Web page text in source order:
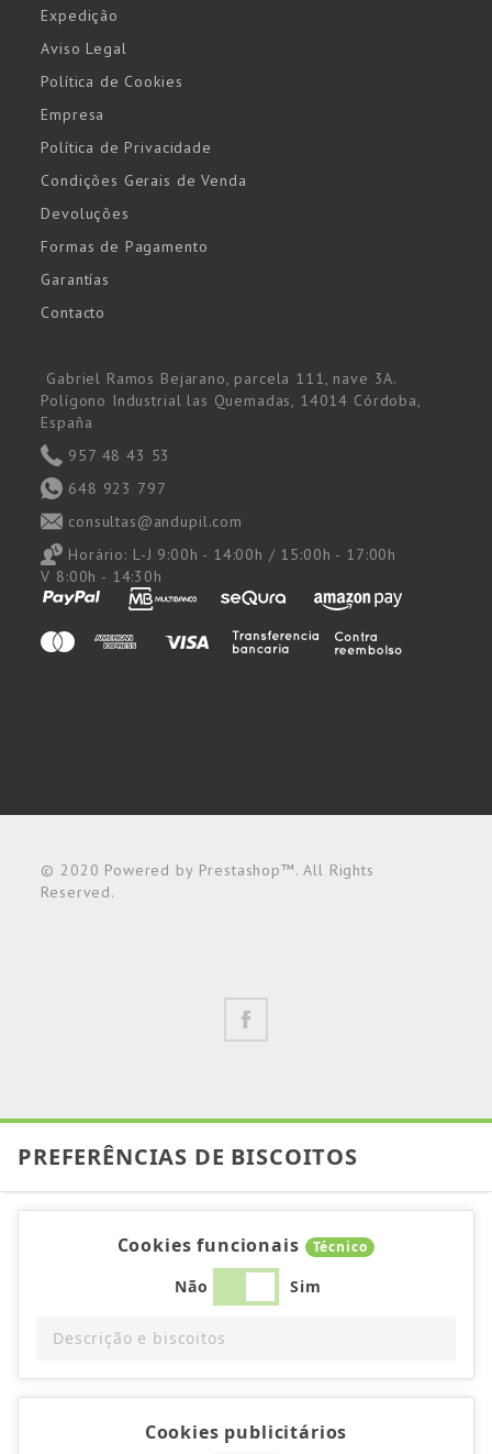
Expedição
Aviso Legal
Política de Cookies
Empresa
Política de Privacidade
Condições Gerais de Venda
Devoluções
Formas de Pagamento
Garantías
Contacto
Gabriel Ramos Bejarano, parcela 111, nave 3A.
Polígono Industrial las Quemadas, 14014 Córdoba,
España
957 48 43 53
648 923 797
consultas@andupil.com
Horário: L-J 9:00h - 14:00h / 15:00h - 17:00h
V 8:00h - 14:30h
© 2020 Powered by Prestashop™. All Rights
Reserved.
PREFERÊNCIAS DE BISCOITOS
Cookies funcionais Técnico
Não Sim
Descrição e biscoitos
Cookies publicitários